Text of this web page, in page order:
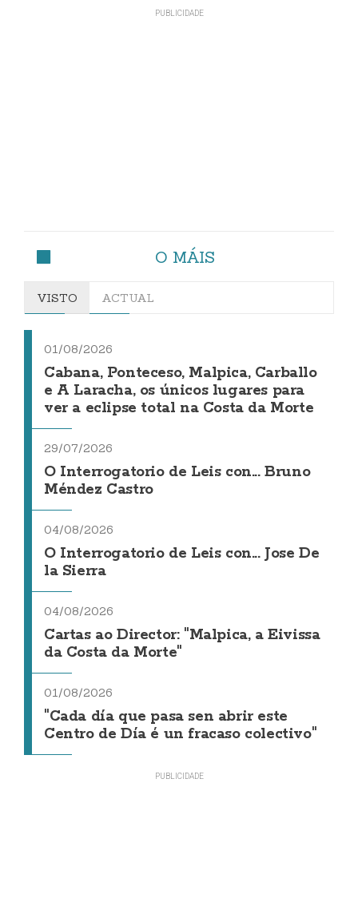
O MÁIS
VISTO ACTUAL
01/08/2026
Cabana, Ponteceso, Malpica, Carballo
e A Laracha, os únicos lugares para
ver a eclipse total na Costa da Morte
29/07/2026
O Interrogatorio de Leis con... Bruno
Méndez Castro
04/08/2026
O Interrogatorio de Leis con... Jose De
la Sierra
04/08/2026
Cartas ao Director: "Malpica, a Eivissa
da Costa da Morte"
01/08/2026
"Cada día que pasa sen abrir este
Centro de Día é un fracaso colectivo"